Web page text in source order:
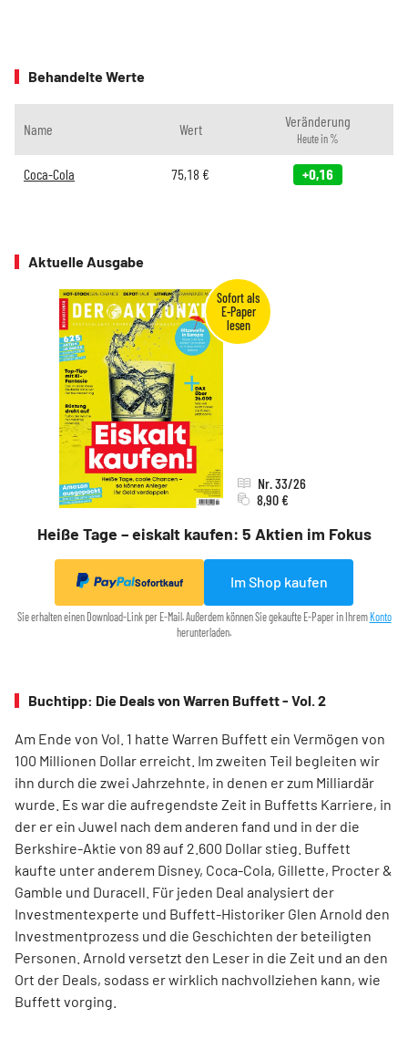
Behandelte Werte
Name Wert Veränderung
Heute in %
Coca-Cola 75,18 € +0,16
Aktuelle Ausgabe
Heiße Tage – eiskalt kaufen: 5 Aktien im Fokus
Nr. 33/26
8,90 €
Sofortkauf Im Shop kaufen
Sie erhalten einen Download-Link per E-Mail. Außerdem können Sie gekaufte E-Paper in IhremKonto
herunterladen.
Buchtipp: Die Deals von Warren Buffett - Vol. 2
Am Ende von Vol. 1 hatte Warren Buffett ein Vermögen von
100 Millionen Dollar erreicht. Im zweiten Teil begleiten wir
ihn durch die zwei Jahrzehnte, in denen er zum Milliardär
wurde. Es war die aufregendste Zeit in Buffetts Karriere, in
der er ein Juwel nach dem anderen fand und in der die
Berkshire-Aktie von 89 auf 2.600 Dollar stieg. Buffett
kaufte unter anderem Disney, Coca-Cola, Gillette, Procter &
Gamble und Duracell. Für jeden Deal analysiert der
Investmentexperte und Buffett-­Historiker Glen Arnold den
Investmentprozess und die Geschichten der beteiligten
Personen. Arnold versetzt den Leser in die Zeit und an den
Ort der Deals, sodass er wirklich nachvollziehen kann, wie
Buffett vorging.